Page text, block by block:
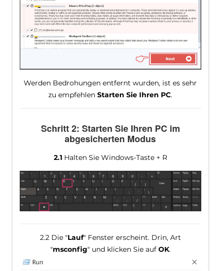
Werden Bedrohungen entfernt wurden, ist es sehr
zu empfehlenStarten Sie Ihren PC.
Schritt 2: Starten Sie Ihren PC im
abgesicherten Modus
2.1Halten Sie Windows-Taste + R
2.2 Die "Lauf" Fenster erscheint. Drin, Art
"msconfig" und klicken Sie auf OK.